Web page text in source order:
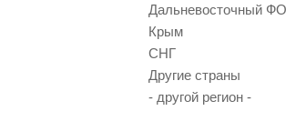
Дальневосточный ФО
Крым
СНГ
Другие страны
- другой регион -